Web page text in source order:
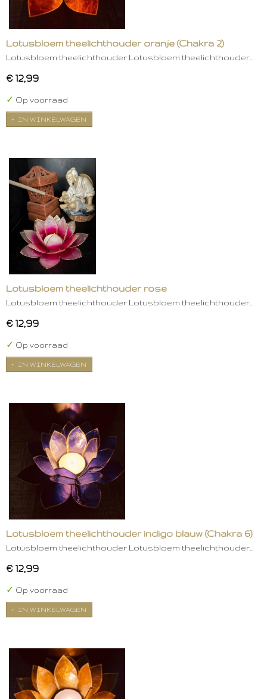
Lotusbloem theelichthouder oranje (Chakra 2)
Lotusbloem theelichthouder Lotusbloem theelichthouder…
€ 12,99
✓ Op voorraad
IN WINKELWAGEN
Lotusbloem theelichthouder rose
Lotusbloem theelichthouder Lotusbloem theelichthouder…
€ 12,99
✓ Op voorraad
IN WINKELWAGEN
Lotusbloem theelichthouder indigo blauw (Chakra 6)
Lotusbloem theelichthouder Lotusbloem theelichthouder…
€ 12,99
✓ Op voorraad
IN WINKELWAGEN